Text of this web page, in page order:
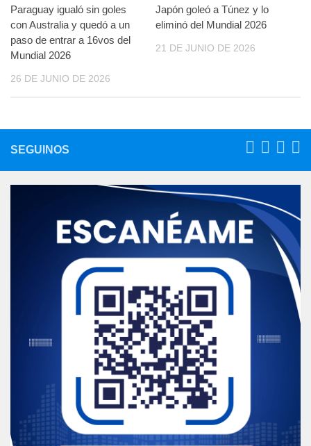
Paraguay igualó sin goles
con Australia y quedó a un
paso de entrar a 16vos del
Mundial 2026
26 DE JUNIO DE 2026
Japón goleó a Túnez y lo
eliminó del Mundial 2026
21 DE JUNIO DE 2026
SEGUINOS